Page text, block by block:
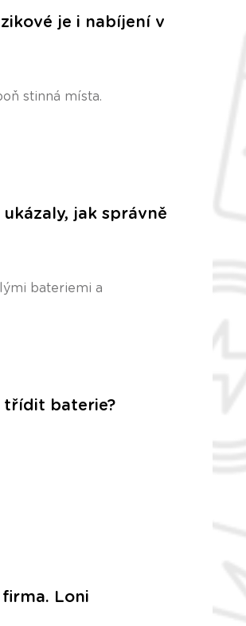
je i nabíjení v
stinná místa.
jak správně
bateriemi a
třídit baterie?
Loni